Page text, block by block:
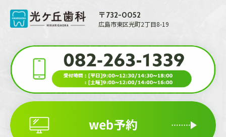
〒 732-0052
広島市東区光町2丁目8-19